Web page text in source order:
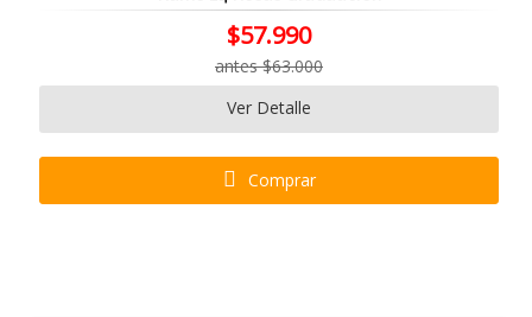
$57.990
antes $63.000
Ver Detalle
Comprar